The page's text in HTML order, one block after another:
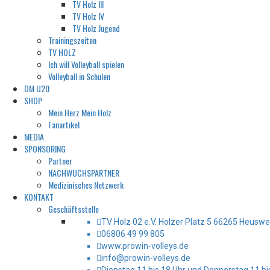
TV Holz III
TV Holz IV
TV Holz Jugend
Trainingszeiten
TV HOLZ
Ich will Volleyball spielen
Volleyball in Schulen
DM U20
SHOP
Mein Herz Mein Holz
Fanartikel
MEDIA
SPONSORING
Partner
NACHWUCHSPARTNER
Medizinisches Netzwerk
KONTAKT
Geschäftsstelle
TV Holz 02 e.V. Holzer Platz 5 66265
06806 49 99 805
www.prowin-volleys.de
info@prowin-volleys.de